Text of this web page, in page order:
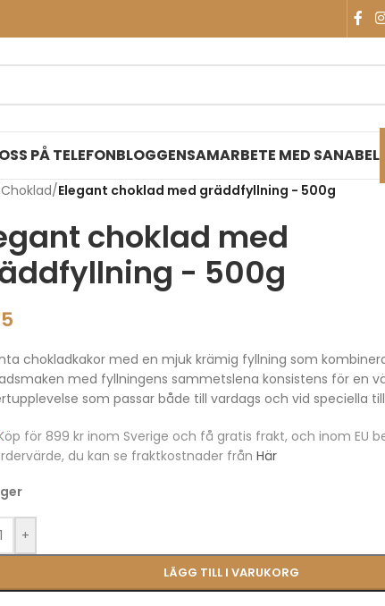
PÅ TELEFONBLOGGENSAMARBETE MED SANABEL
Choklad/Elegant choklad med gräddfyllning - 500g
choklad med
- 500g
chokladkakor med en mjuk krämig fyllning som
med fyllningens sammetslena konsistens för en
som passar både till vardags och vid speciella
för 899 kr inom Sverige och få gratis frakt, och inom EU
du kan se fraktkostnader från Här
+
LÄGG TILL I VARUKORG